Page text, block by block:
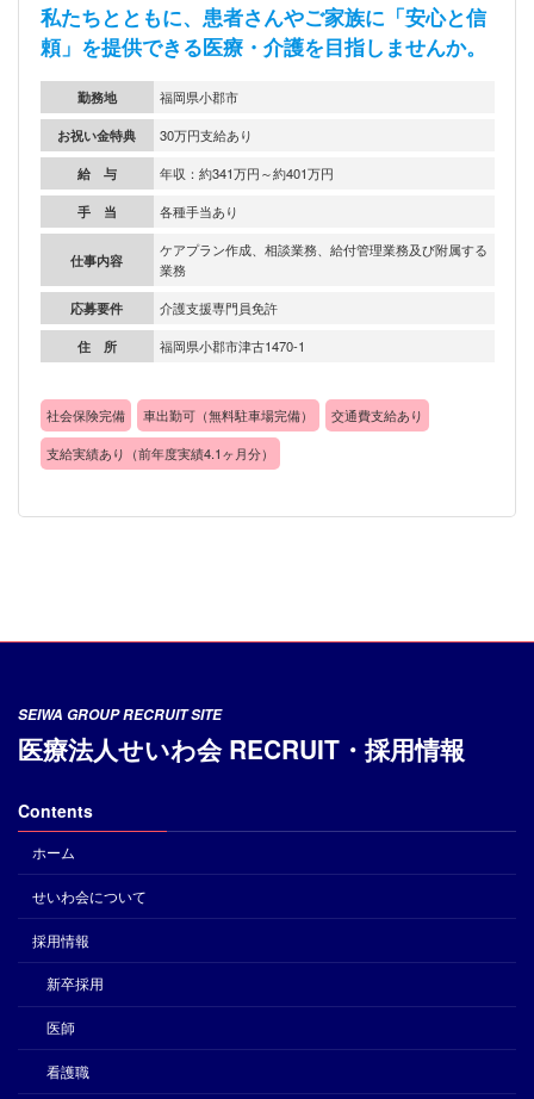
私たちとともに、患者さんやご家族に「安心と信
頼」を提供できる医療・介護を目指しませんか。
勤務地
福岡県小郡市
お祝い金特典
30万円支給あり
給 与
年収：約341万円～約401万円
手 当
各種手当あり
仕事内容
ケアプラン作成、相談業務、給付管理業務及び附属する
業務
応募要件
介護支援専門員免許
住 所
福岡県小郡市津古1470‐1
社会保険完備 車出勤可（無料駐車場完備）
交通費支給あり
支給実績あり（前年度実績4.1ヶ月分）
SEIWA GROUP RECRUIT SITE
医療法人せいわ会 RECRUIT・採用情報
Contents
ホーム
せいわ会について
採用情報
新卒採用
医師
看護職